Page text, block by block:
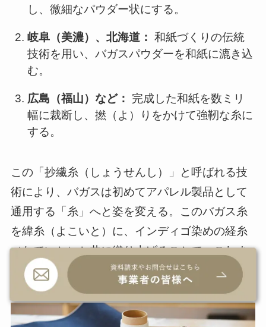
し、微細なパウダー状にする。
岐阜（美濃）、北海道： 和紙づくりの伝統
技術を用い、バガスパウダーを和紙に漉き込
む。
広島（福山）など：
完成した和紙を数ミリ
幅に裁断し、撚（よ）りをかけて強靭な糸に
する。
この「抄繊糸（しょうせんし）」と呼ばれる技
術により、バガスは初めてアパレル製品として
通用する「糸」へと姿を変える。このバガス糸
を緯糸（よこいと）に、インディゴ染めの経糸
（たていと）と共に織り上げることで、これま
でにないデニム生地が誕生した。